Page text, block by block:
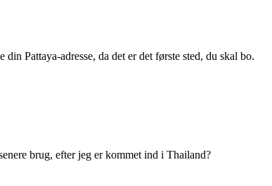
Pattaya-adresse, da det er det første sted, du skal bo.
brug, efter jeg er kommet ind i Thailand?